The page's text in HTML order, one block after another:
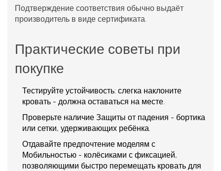
Подтверждение соответствия обычно выдаёт
производитель в виде сертификата.
Практические советы при
покупке
Тестируйте устойчивость: слегка наклоните
кровать - должна оставаться на месте.
Проверьте наличие Защиты от падения - бортика
или сетки, удерживающих ребёнка
Отдавайте предпочтение моделям с
Мобильностью - колёсиками с фиксацией,
позволяющими быстро перемещать кровать для